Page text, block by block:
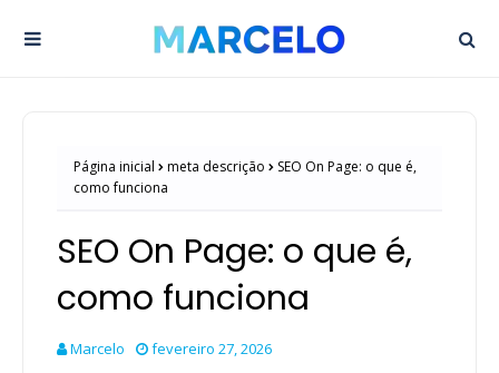
Página inicial meta descrição
SEO On Page: o que é,
como funciona
SEO On Page: o que é,
como funciona
Marcelo fevereiro 27, 2026